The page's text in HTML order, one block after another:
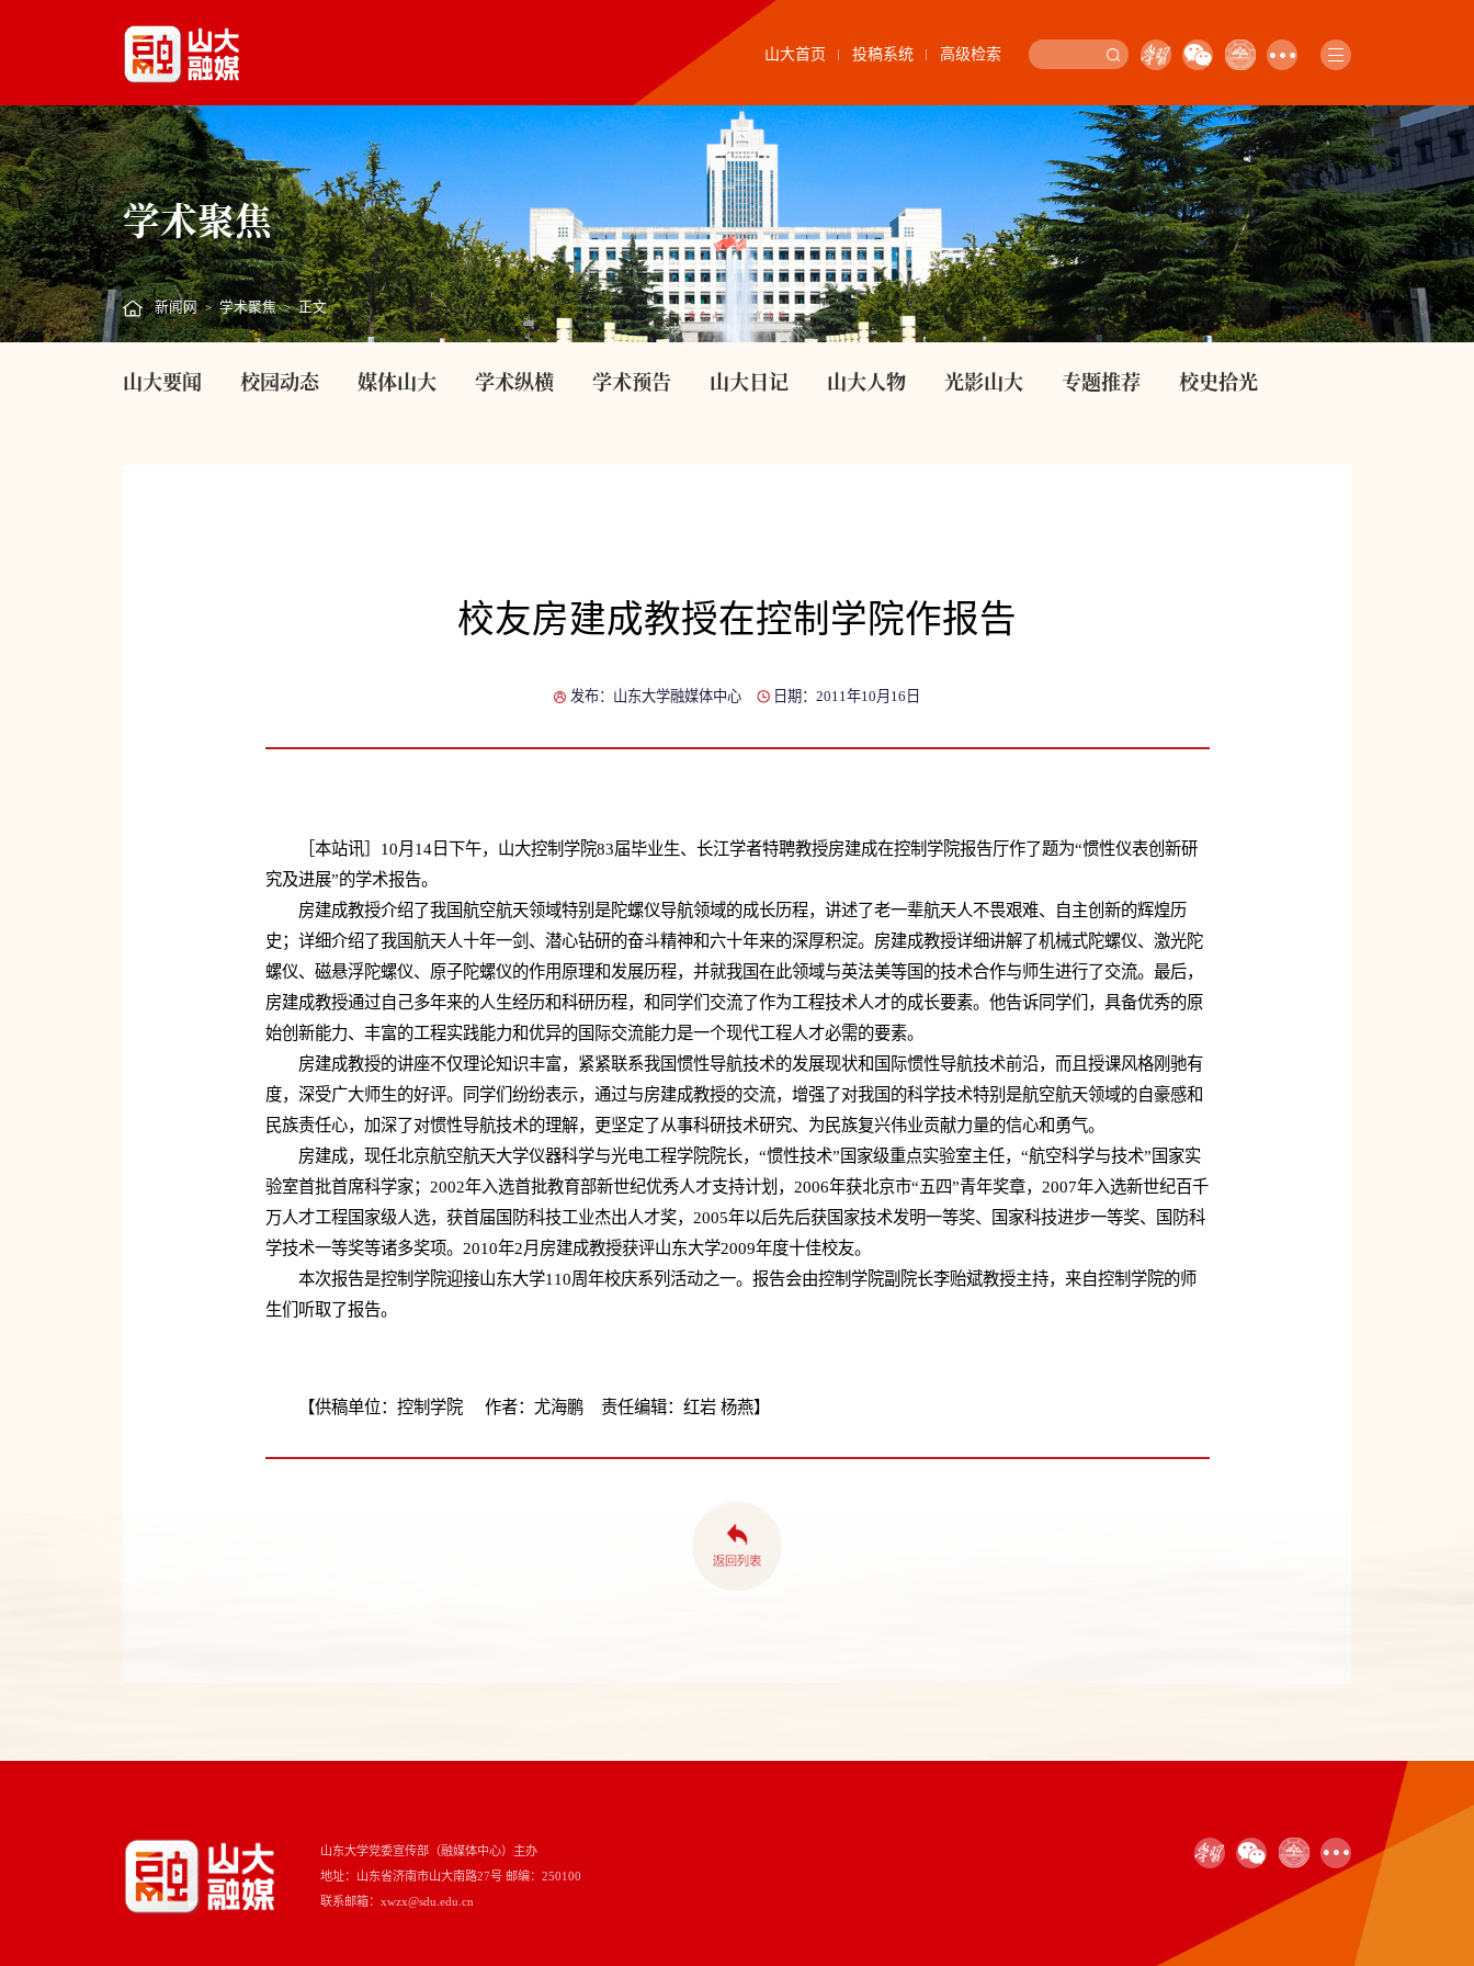
山大首页 投稿系统 高级检索
学术聚焦
新闻网 > 学术聚焦 > 正文
山大要闻 校园动态 媒体山大 学术纵横 学术预告 山大日记 山大人物 光影山大 专题推荐 校史拾光
校友房建成教授在控制学院作报告
发布：山东大学融媒体中心 日期：2011年10月16日
［本站讯］10月14日下午，山大控制学院83届毕业生、长江学者特聘教授房建成在控制学院报告厅作了题为“惯性仪表创新研
究及进展”的学术报告。
房建成教授介绍了我国航空航天领域特别是陀螺仪导航领域的成长历程，讲述了老一辈航天人不畏艰难、自主创新的辉煌历
史；详细介绍了我国航天人十年一剑、潜心钻研的奋斗精神和六十年来的深厚积淀。房建成教授详细讲解了机械式陀螺仪、激光陀
螺仪、磁悬浮陀螺仪、原子陀螺仪的作用原理和发展历程，并就我国在此领域与英法美等国的技术合作与师生进行了交流。最后，
房建成教授通过自己多年来的人生经历和科研历程，和同学们交流了作为工程技术人才的成长要素。他告诉同学们，具备优秀的原
始创新能力、丰富的工程实践能力和优异的国际交流能力是一个现代工程人才必需的要素。
房建成教授的讲座不仅理论知识丰富，紧紧联系我国惯性导航技术的发展现状和国际惯性导航技术前沿，而且授课风格刚驰有
度，深受广大师生的好评。同学们纷纷表示，通过与房建成教授的交流，增强了对我国的科学技术特别是航空航天领域的自豪感和
民族责任心，加深了对惯性导航技术的理解，更坚定了从事科研技术研究、为民族复兴伟业贡献力量的信心和勇气。
房建成，现任北京航空航天大学仪器科学与光电工程学院院长，“惯性技术”国家级重点实验室主任，“航空科学与技术”国家实
验室首批首席科学家；2002年入选首批教育部新世纪优秀人才支持计划，2006年获北京市“五四”青年奖章，2007年入选新世纪百千
万人才工程国家级人选，获首届国防科技工业杰出人才奖，2005年以后先后获国家技术发明一等奖、国家科技进步一等奖、国防科
学技术一等奖等诸多奖项。2010年2月房建成教授获评山东大学2009年度十佳校友。
本次报告是控制学院迎接山东大学110周年校庆系列活动之一。报告会由控制学院副院长李贻斌教授主持，来自控制学院的师
生们听取了报告。
【供稿单位：控制学院 作者：尤海鹏 责任编辑：红岩 杨燕】
山东大学党委宣传部（融媒体中心）主办
地址：山东省济南市山大南路27号 邮编：250100
联系邮箱：xwzx@sdu.edu.cn